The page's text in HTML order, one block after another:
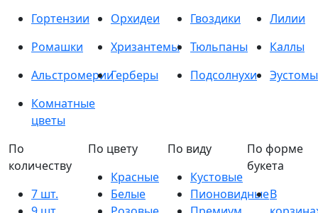
Гортензии
Орхидеи Гвоздики
Лилии
Ромашки
Хризантемы Тюльпаны
Каллы
АльстромерииГерберы Подсолнухи
Эустомы
Комнатные
цветы
По
количеству
7 шт.
По цвету
Красные
Белые
По виду
Кустовые
Пионовидные
По форме
букета
В